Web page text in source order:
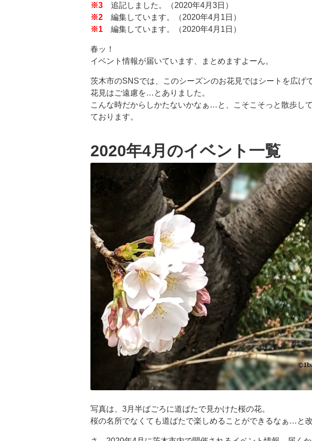
※3 追記しました。（2020年4月3日）
※2 編集しています。（2020年4月1日）
※1 編集しています。（2020年4月1日）
春ッ！
イベント情報が届いています、まとめますよーん。
茨木市のSNSでは、このシーズンのお花見ではシートを広げ
花見はご遠慮を…とありました。
こんな時だからしかたないかなぁ…と、こそこそっと散歩し
ております。
2020年4月のイベント一覧
写真は、3月半ばごろに道ばたで見かけた桜の花。
桜の名所でなくても道ばたで楽しめることができるなぁ…と改